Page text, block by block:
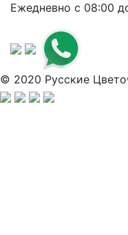
Ежедневно с 08:00
© 2020 Русские